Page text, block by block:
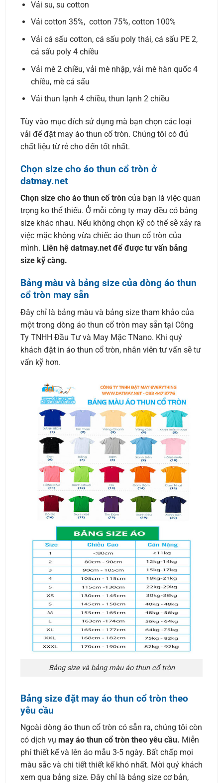
Vải su, su cotton
Vải cotton 35%, cotton 75%, cotton 100%
Vải cá sấu cotton, cá sấu poly thái, cá sấu PE 2,
cá sấu poly 4 chiều
Vải mè 2 chiều, vải mè nhập, vải mè hàn quốc 4
chiều, mè cá sấu
Vải thun lạnh 4 chiều, thun lạnh 2 chiều
Tùy vào mục đích sử dụng mà bạn chọn các loại
vải để đặt may áo thun cổ tròn. Chúng tôi có đủ
chất liệu từ rẻ cho đến tốt nhất.
Chọn size cho áo thun cổ tròn ở
datmay.net
Chọn size cho áo thun cổ tròn của bạn là việc quan
trọng ko thể thiếu. Ở mỗi công ty may đều có bảng
size khác nhau. Nếu không chọn kỹ có thể sẽ xảy ra
việc mặc không vừa chiếc áo thun cổ tròn của
mình. Liên hệ datmay.net để được tư vấn bảng
size kỹ càng.
Bảng màu và bảng size của dòng áo thun
cổ tròn may sẵn
Đây chỉ là bảng màu và bảng size tham khảo của
một trong dòng áo thun cổ tròn may sẵn tại Công
Ty TNHH Đầu Tư và May Mặc TNano. Khi quý
khách đặt in áo thun cổ tròn, nhân viên tư vấn sẽ tư
vấn kỹ hơn.
Bảng size và bảng màu áo thun cổ tròn
Bảng size đặt may áo thun cổ tròn theo
yêu cầu
Ngoài dòng áo thun cổ tròn có sẵn ra, chúng tôi còn
có dịch vụ may áo thun cổ tròn theo yêu cầu. Miễn
phí thiết kế và lên áo mẫu 3-5 ngày. Bất chấp mọi
màu sắc và chi tiết thiết kế khó nhất. Mời quý khách
xem qua bảng size. Đây chỉ là bảng size cơ bản,